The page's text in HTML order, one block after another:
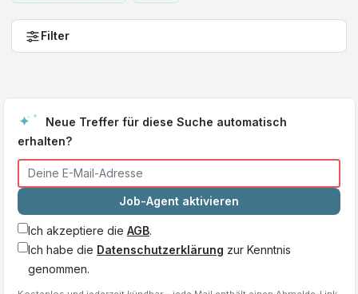
Filter
Neue Treffer für diese Suche automatisch
erhalten?
Job-Agent aktivieren
Ich akzeptiere die AGB.
Ich habe die Datenschutzerklärung zur Kenntnis
genommen.